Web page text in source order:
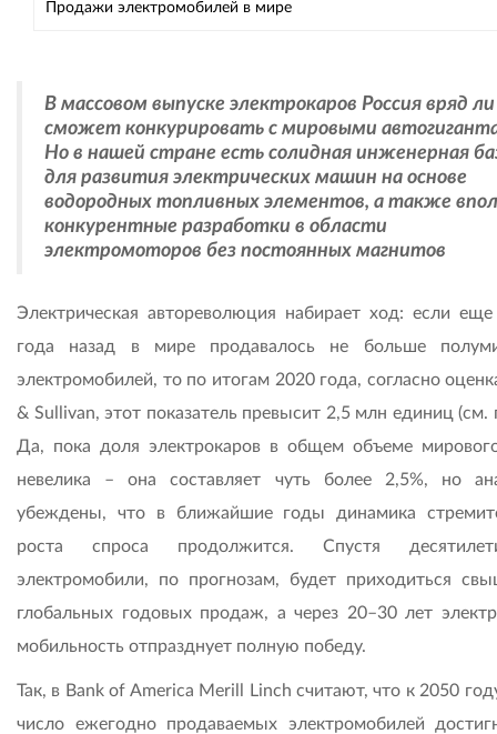
Продажи электромобилей в мире
В массовом выпуске электрокаров Россия вряд ли
сможет конкурировать с мировыми
Но в нашей стране есть солидная инженерная
для развития электрических машин на основе
водородных топливных элементов, а также
конкурентные разработки в области
электромоторов без постоянных магнитов
Электрическая автореволюция набирает ход: если
года назад в мире продавалось не больше
электромобилей, то по итогам 2020 года, согласно
& Sullivan, этот показатель превысит 2,5 млн единиц (см.
Да, пока доля электрокаров в общем объеме
невелика – она составляет чуть более 2,5%, но
убеждены, что в ближайшие годы динамика
роста спроса продолжится. Спустя
электромобили, по прогнозам, будет приходиться
глобальных годовых продаж, а через 20–30 лет
мобильность отпразднует полную победу.
Так, в Bank of America Merill Linch считают, что к 2050
число ежегодно продаваемых электромобилей